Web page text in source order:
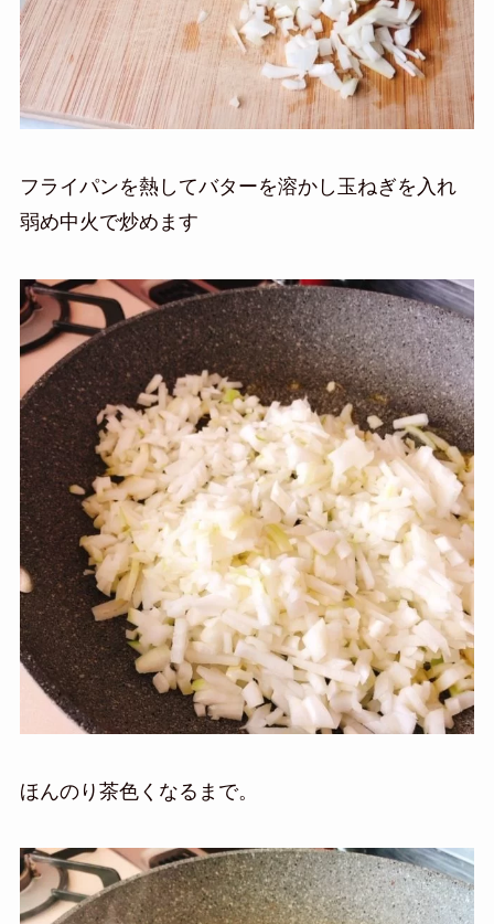
フライパンを熱してバターを溶かし玉ねぎを入れ
弱め中火で炒めます
ほんのり茶色くなるまで。